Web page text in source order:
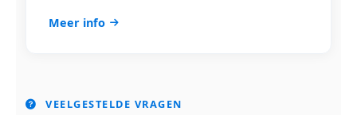
Meer info
VEELGESTELDE VRAGEN